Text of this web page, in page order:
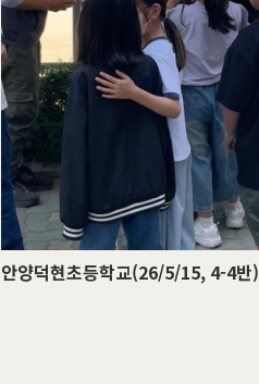
안양덕현초등학교(26/5/15, 4-4반)